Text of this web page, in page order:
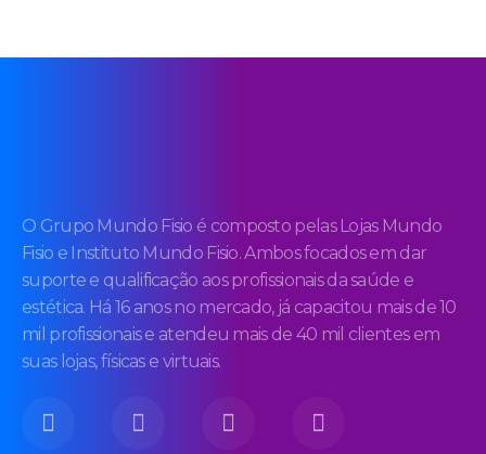
O Grupo Mundo Fisio é composto pelas Lojas Mundo
Fisio e Instituto Mundo Fisio. Ambos focados em dar
suporte e qualificação aos profissionais da saúde e
estética. Há 16 anos no mercado, já capacitou mais de 10
mil profissionais e atendeu mais de 40 mil clientes em
suas lojas, físicas e virtuais.